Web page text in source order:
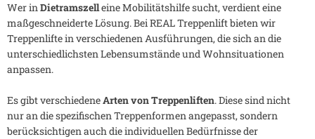
Wer inDietramszelleine Mobilitätshilfe sucht, verdient eine
maßgeschneiderte Lösung. Bei REAL Treppenlift bieten wir
Treppenlifte in verschiedenen Ausführungen, die sich an die
unterschiedlichsten Lebensumstände und Wohnsituationen
anpassen.
Es gibt verschiedeneArten von Treppenliften. Diese sind nicht
nur an die spezifischen Treppenformen angepasst, sondern
berücksichtigen auch die individuellen Bedürfnisse der